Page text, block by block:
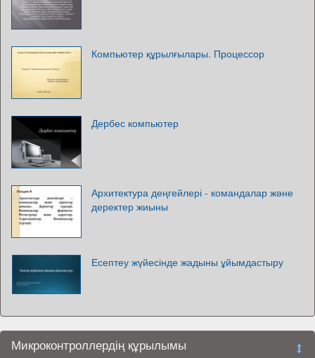
Компьютер құрылғылары. Процессор
Дербес компьютер
Архитектура деңгейлері - командалар және
деректер жиыны
Есептеу жүйесінде жадыны ұйымдастыру
Микроконтроллердің құрылымы